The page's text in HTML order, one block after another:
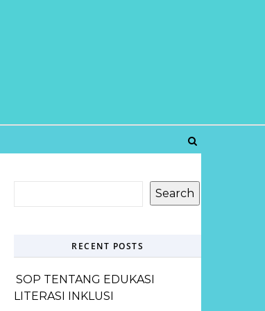
Search
RECENT POSTS
SOP TENTANG EDUKASI
LITERASI INKLUSI